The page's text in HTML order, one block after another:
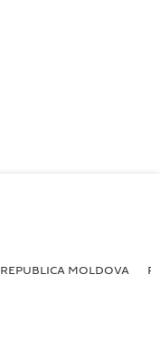
REPUBLICA MOLDOVA